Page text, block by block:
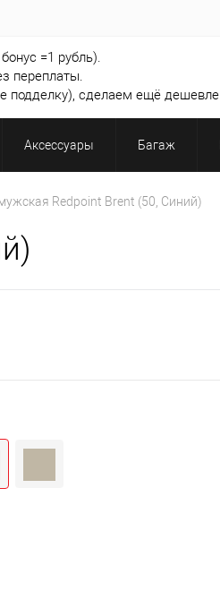
=1 рубль).
переплаты.
подделку), сделаем ещё
Аксессуары Багаж
Redpoint Brent (50, Синий)